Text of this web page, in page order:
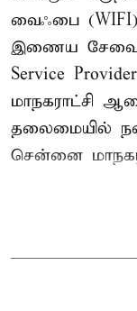
வைஃபை (WIFI)
இணைய சேவை
Service
மாநகராட்சி
தலைமையில்
சென்னை